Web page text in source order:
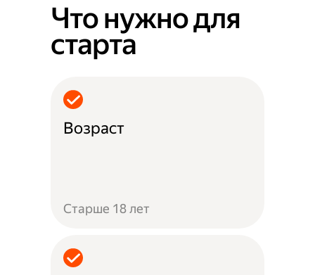
Что нужно для
старта
Возраст
Старше 18 лет